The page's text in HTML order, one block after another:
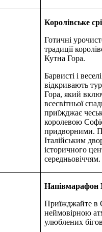
Королівське
Готичні
традиції
Кутна Гора.
Барвисті і
відкривають
Гора, який
всесвітньої
приїжджає
королевою
придворними.
Італійським
історичного
середньовіччям.
Напівмарафон
Приїжджайте в
неймовірною
улюблених